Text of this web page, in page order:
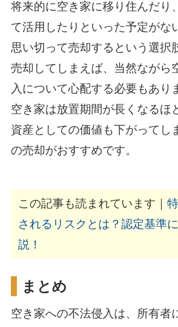
将来的に空き家に移り住んだり
て活用したりといった予定がな
思い切って売却するという選択
売却してしまえば、当然ながら
入について心配する必要もあり
空き家は放置期間が長くなるほ
資産としての価値も下がってし
の売却がおすすめです。
この記事も読まれています｜
されるリスクとは？認定基準
説！
まとめ
空き家への不法侵入は、所有者